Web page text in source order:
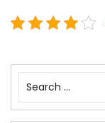
a